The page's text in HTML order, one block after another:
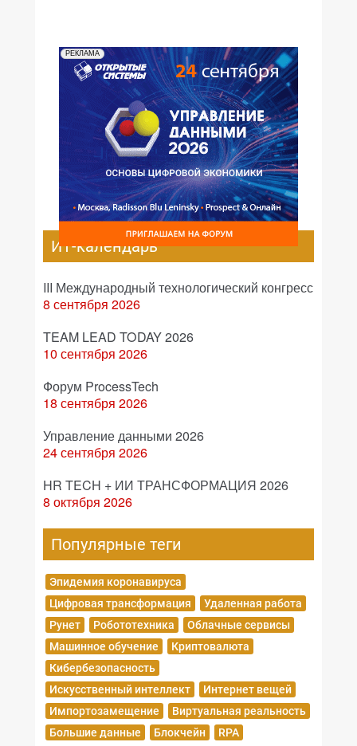
РЕКЛАМА
ИТ-календарь
III Международный технологический конгресс
8 сентября 2026
TEAM LEAD TODAY 2026
10 сентября 2026
Форум ProcessTech
18 сентября 2026
Управление данными 2026
24 сентября 2026
HR TECH + ИИ ТРАНСФОРМАЦИЯ 2026
8 октября 2026
Популярные теги
Эпидемия коронавируса
Цифровая трансформация
Удаленная работа
Рунет
Робототехника
Облачные сервисы
Машинное обучение
Криптовалюта
Кибербезопасность
Искусственный интеллект
Интернет вещей
Импортозамещение
Виртуальная реальность
Большие данные
Блокчейн
RPA